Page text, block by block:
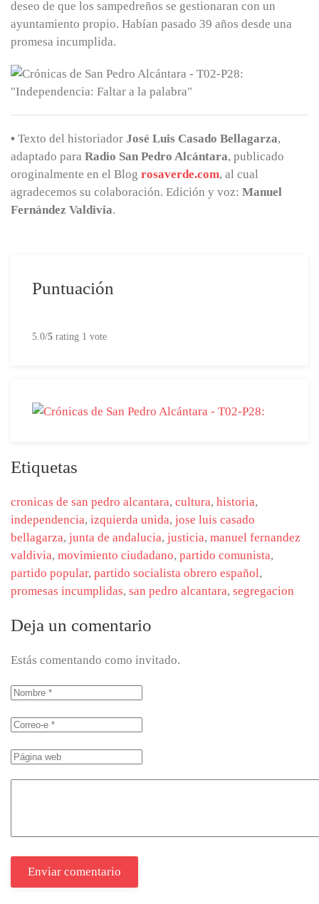
deseo de que los sampedreños se gestionaran con un
ayuntamiento propio. Habían pasado 39 años desde una
promesa incumplida.
• Texto del historiador José Luis Casado Bellagarza,
adaptado para Radio San Pedro Alcántara, publicado
oroginalmente en el Blog rosaverde.com, al cual
agradecemos su colaboración. Edición y voz: Manuel
Fernández Valdivia.
Puntuación
5.0/5 rating 1 vote
Etiquetas
cronicas de san pedro alcantara, cultura, historia,
independencia, izquierda unida, jose luis casado
bellagarza, junta de andalucia, justicia, manuel fernandez
valdivia, movimiento ciudadano, partido comunista,
partido popular, partido socialista obrero español,
promesas incumplidas, san pedro alcantara, segregacion
Deja un comentario
Estás comentando como invitado.
Enviar comentario